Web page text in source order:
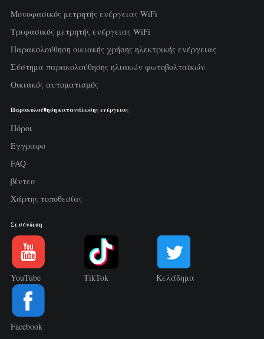
Μονοφασικός μετρητής ενέργειας WiFi
Τριφασικός μετρητής ενέργειας WiFi
Παρακολούθηση οικιακής χρήσης ηλεκτρικής ενέργειας
Σύστημα παρακολούθησης ηλιακών φωτοβολταϊκών
Οικιακός αυτοματισμός
Παρακολούθηση κατανάλωσης ενέργειας
Πόροι
Εγγραφο
FAQ
βίντεο
Χάρτης τοποθεσίας
Σε σύνδεση
YouTube TikTok Κελάδημα
Facebook